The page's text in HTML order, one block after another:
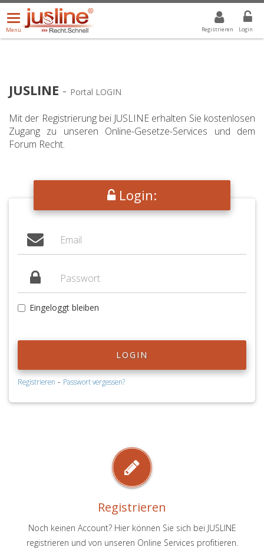
Registrieren Login
Menü
öffnen/schließen
Menü
ALLE DROPDOWN: GEWÄHLTER WERT IST ALLE
JUSLINE - Portal LOGIN
Mit der Registrierung bei JUSLINE erhalten Sie kostenlosen
Zugang zu unseren Online-Gesetze-Services und dem
Forum Recht.
Login:
Eingeloggt bleiben
LOGIN
Registrieren - Passwort vergessen?
Registrieren
Noch keinen Account? Hier können Sie sich bei JUSLINE
registrieren und von unseren Online Services profitieren.